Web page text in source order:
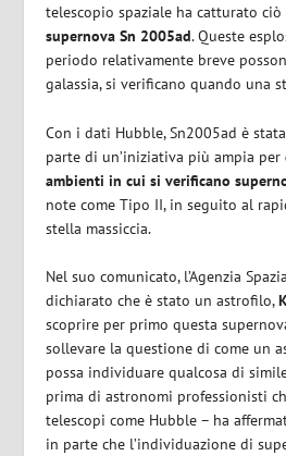
telescopio spaziale ha catturato ciò
supernova Sn 2005ad. Queste
periodo relativamente breve
galassia, si verificano quando una
Con i dati Hubble, Sn2005ad è
parte di un’iniziativa più ampia per
ambienti in cui si verificano
note come Tipo II, in seguito al
stella massiccia.
Nel suo comunicato, l’Agenzia
dichiarato che è stato un astrofilo,
scoprire per primo questa
sollevare la questione di come un
possa individuare qualcosa di
prima di astronomi professionisti
telescopi come Hubble – ha
in parte che l’individuazione di